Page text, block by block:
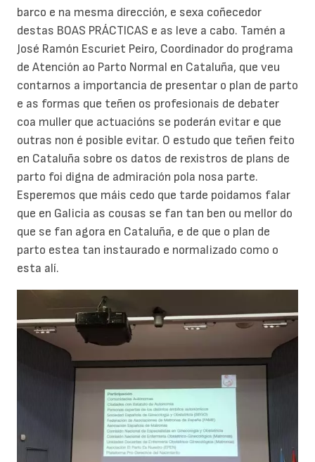
barco e na mesma dirección, e sexa coñecedor
destas BOAS PRÁCTICAS e as leve a cabo. Tamén a
José Ramón Escuriet Peiro, Coordinador do programa
de Atención ao Parto Normal en Cataluña, que veu
contarnos a importancia de presentar o plan de parto
e as formas que teñen os profesionais de debater
coa muller que actuacións se poderán evitar e que
outras non é posible evitar. O estudo que teñen feito
en Cataluña sobre os datos de rexistros de plans de
parto foi digna de admiración pola nosa parte.
Esperemos que máis cedo que tarde poidamos falar
que en Galicia as cousas se fan tan ben ou mellor do
que se fan agora en Cataluña, e de que o plan de
parto estea tan instaurado e normalizado como o
esta alí.